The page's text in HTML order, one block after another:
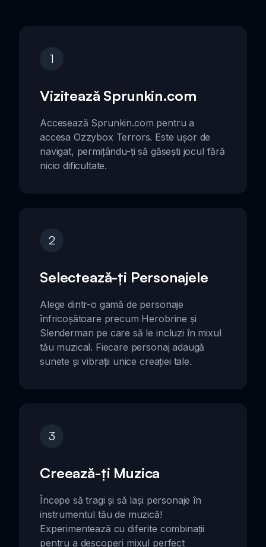
1
Vizitează Sprunkin.com
Accesează Sprunkin.com pentru a
accesa Ozzybox Terrors. Este ușor de
navigat, permițându-ți să găsești jocul fără
nicio dificultate.
2
Selectează-ți Personajele
Alege dintr-o gamă de personaje
înfricoșătoare precum Herobrine și
Slenderman pe care să le incluzi în mixul
tău muzical. Fiecare personaj adaugă
sunete și vibrații unice creației tale.
3
Creează-ți Muzica
Începe să tragi și să lași personaje în
instrumentul tău de muzică!
Experimentează cu diferite combinații
pentru a descoperi mixul perfect